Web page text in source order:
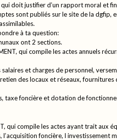
doit justifier d’un rapport moral et
sont publiés sur le site de la dgfip,
à ta question:
ont 2 sections.
qui compile les actes annuels
et charges de personnel,
des locaux et réseaux, fournitures
taxe foncière et dotation de
qui compile les actes ayant trait aux
l’acquisition foncière, l investissement